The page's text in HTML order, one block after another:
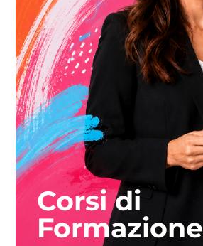
Corsi di
Formazione